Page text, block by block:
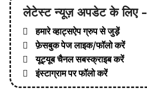
लेटेस्ट न्यूज़ अपडेट के लिए -
हमारे व्हाट्सऐप ग्रुप से जुड़ें
फ़ेसबुक पेज लाइक/फॉलो करें
यूट्यूब चैनल सबस्क्राइब करें
इंस्टाग्राम पर फॉलो करें